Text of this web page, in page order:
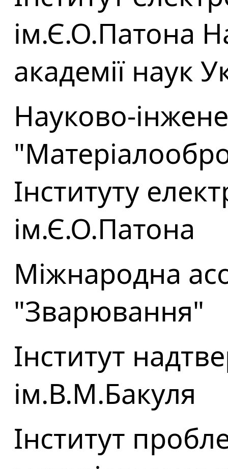
ім.Є.О.Патона
академії наук
Науково-
Інституту
ім.Є.О.Патона
Міжнародна
"Зварювання"
Інститут
ім.В.М.Бакуля
Інститут